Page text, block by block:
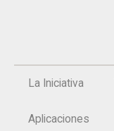
La Iniciativa
Aplicaciones